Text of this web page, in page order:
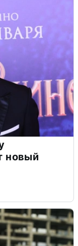
новый